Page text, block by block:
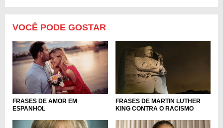
VOCÊ PODE GOSTAR
FRASES DE AMOR EM
ESPANHOL
FRASES DE MARTIN LUTHER
KING CONTRA O RACISMO